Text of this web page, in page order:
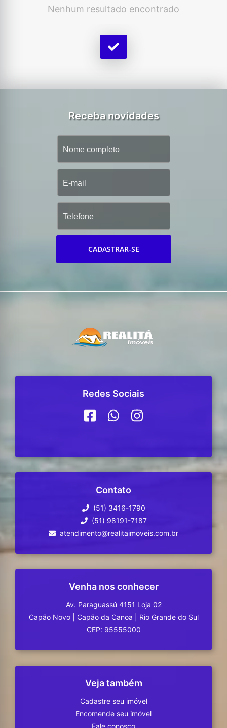
Nenhum resultado encontrado
Receba novidades
CADASTRAR-SE
Redes Sociais
Contato
(51) 3416-1790
(51) 98191-7187
atendimento@realitaimoveis.com.br
Venha nos conhecer
Av. Paraguassú 4151 Loja 02
Capão Novo
Capão da Canoa
Rio Grande do Sul
CEP: 95555000
Veja também
Cadastre seu imóvel
Encomende seu imóvel